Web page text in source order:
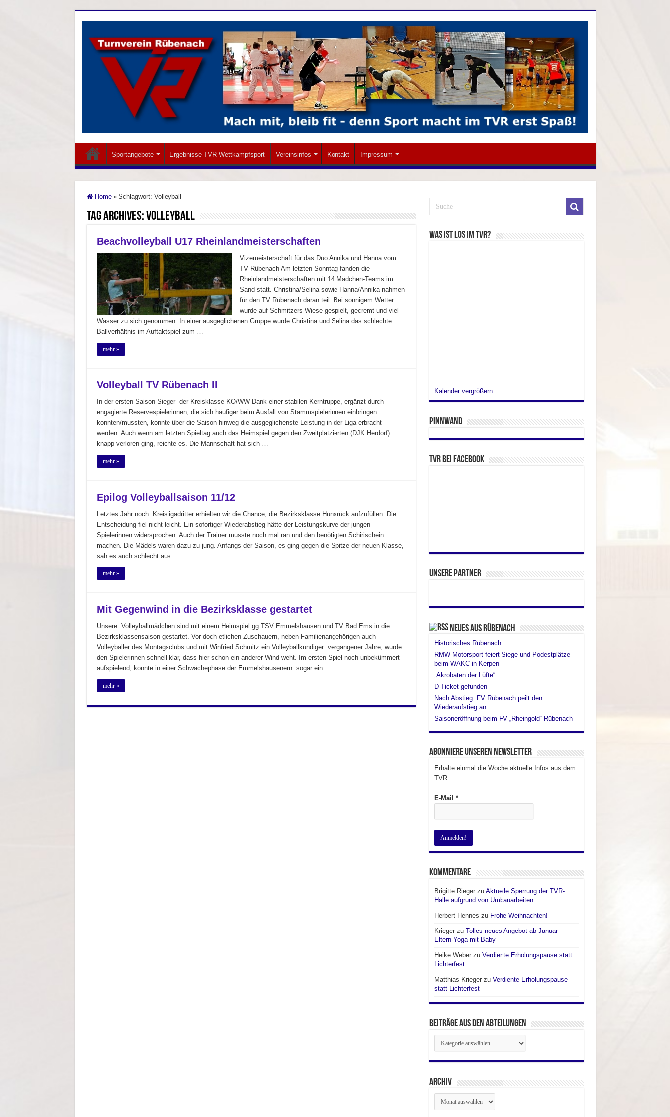
Sportangebote Ergebnisse TVR Wettkampfsport Vereinsinfos Kontakt Impressum
Home » Schlagwort: Volleyball
Tag Archives:Volleyball
Beachvolleyball U17 Rheinlandmeisterschaften
Vizemeisterschaft für das Duo Annika und Hanna vom
TV Rübenach Am letzten Sonntag fanden die
Rheinlandmeisterschaften mit 14 Mädchen-Teams im
Sand statt. Christina/Selina sowie Hanna/Annika nahmen
für den TV Rübenach daran teil. Bei sonnigem Wetter
wurde auf Schmitzers Wiese gespielt, gecremt und viel
Wasser zu sich genommen. In einer ausgeglichenen Gruppe wurde Christina und Selina das schlechte
Ballverhältnis im Auftaktspiel zum …
mehr »
Volleyball TV Rübenach II
In der ersten Saison Sieger der Kreisklasse KO/WW Dank einer stabilen Kerntruppe, ergänzt durch
engagierte Reservespielerinnen, die sich häufiger beim Ausfall von Stammspielerinnen einbringen
konnten/mussten, konnte über die Saison hinweg die ausgeglichenste Leistung in der Liga erbracht
werden. Auch wenn am letzten Spieltag auch das Heimspiel gegen den Zweitplatzierten (DJK Herdorf)
knapp verloren ging, reichte es. Die Mannschaft hat sich …
mehr »
Epilog Volleyballsaison 11/12
Letztes Jahr noch Kreisligadritter erhielten wir die Chance, die Bezirksklasse Hunsrück aufzufüllen. Die
Entscheidung fiel nicht leicht. Ein sofortiger Wiederabstieg hätte der Leistungskurve der jungen
Spielerinnen widersprochen. Auch der Trainer musste noch mal ran und den benötigten Schirischein
machen. Die Mädels waren dazu zu jung. Anfangs der Saison, es ging gegen die Spitze der neuen Klasse,
sah es auch schlecht aus. …
mehr »
Mit Gegenwind in die Bezirksklasse gestartet
Unsere Volleyballmädchen sind mit einem Heimspiel gg TSV Emmelshausen und TV Bad Ems in die
Bezirksklassensaison gestartet. Vor doch etlichen Zuschauern, neben Familienangehörigen auch
Volleyballer des Montagsclubs und mit Winfried Schmitz ein Volleyballkundiger vergangener Jahre, wurde
den Spielerinnen schnell klar, dass hier schon ein anderer Wind weht. Im ersten Spiel noch unbekümmert
aufspielend, konnte in einer Schwächephase der Emmelshausenern sogar ein …
mehr »
Was ist los im TVR?
Kalender vergrößern
Pinnwand
TVR bei facebook
Unsere Partner
Neues aus Rübenach
Historisches Rübenach
RMW Motorsport feiert Siege und Podestplätze
beim WAKC in Kerpen
„Akrobaten der Lüfte“
D-Ticket gefunden
Nach Abstieg: FV Rübenach peilt den
Wiederaufstieg an
Saisoneröffnung beim FV „Rheingold“ Rübenach
Abonniere unseren Newsletter
Erhalte einmal die Woche aktuelle Infos aus dem
TVR:
E-Mail *
Kommentare
Brigitte Riegerzu Aktuelle Sperrung der TVR-
Halle aufgrund von Umbauarbeiten
Herbert Hennes zu Frohe Weihnachten!
Kriegerzu Tolles neues Angebot ab Januar –
Eltern-Yoga mit Baby
Heike Weberzu Verdiente Erholungspause statt
Lichterfest
Matthias Kriegerzu Verdiente Erholungspause
statt Lichterfest
Beiträge aus den Abteilungen
Beiträge
aus
den
Abteilungen
Archiv
Archiv